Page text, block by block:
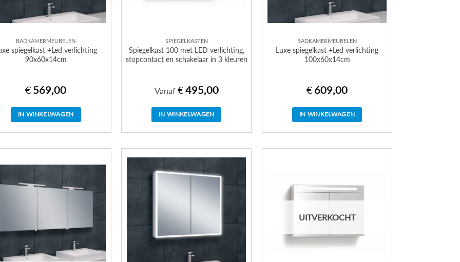
BADKAMERMEUBELEN
spiegelkast +Led verlichting
90x60x14cm
€ 569,00
IN WINKELWAGEN
SPIEGELKASTEN
Spiegelkast 100 met LED verlichting,
stopcontact en schakelaar in 3 kleuren
Vanaf €495,00
IN WINKELWAGEN
heeft
variaties.
worden
de
BADKAMERMEUBELEN
Luxe spiegelkast +Led verlichting
100x60x14cm
€ 609,00
IN WINKELWAGEN
UITVERKOCHT